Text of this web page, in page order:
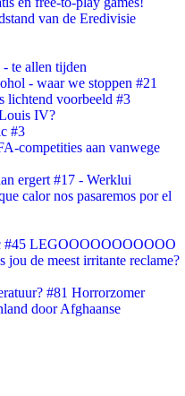
van de Eredivisie
te allen tijden
- waar we stoppen #21
lichtend voorbeeld #3
IV?
#3
competities aan vanwege
ergert #17 - Werklui
calor nos pasaremos por el
#45 LEGOOOOOOOOOOO
jou de meest irritante reclame?
#81 Horrorzomer
door Afghaanse